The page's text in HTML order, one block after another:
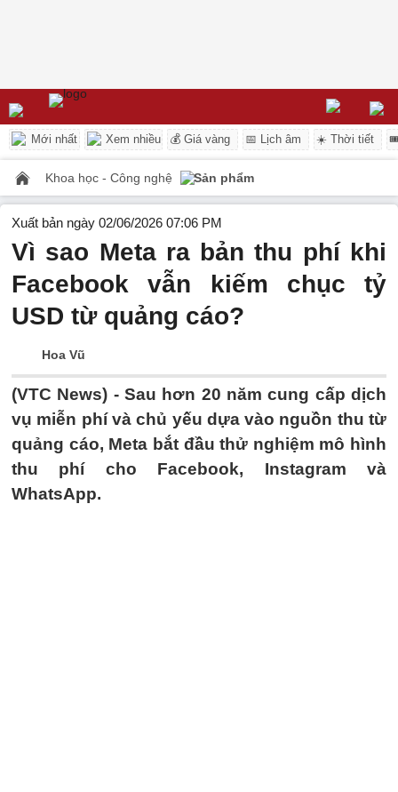
Mới nhất Xem nhiều 💰 Giá vàng 📅 Lịch âm ☀️ Thời tiết
Khoa học - Công nghệ Sản phẩm
Xuất bản ngày 02/06/2026 07:06 PM
Vì sao Meta ra bản thu phí khi
Facebook vẫn kiếm chục tỷ
USD từ quảng cáo?
Hoa Vũ
(VTC News) - Sau hơn 20 năm cung cấp dịch
vụ miễn phí và chủ yếu dựa vào nguồn thu từ
quảng cáo, Meta bắt đầu thử nghiệm mô hình
thu phí cho Facebook, Instagram và
WhatsApp.